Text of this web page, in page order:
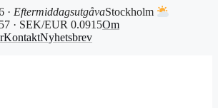
· EftermiddagsutgåvaStockholm
· SEK/EUR 0.0915Om
KontaktNyhetsbrev